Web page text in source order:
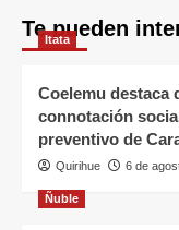
Te pueden
Itata
Coelemu destaca
connotación
preventivo de
Quirihue 6 de
Ñuble